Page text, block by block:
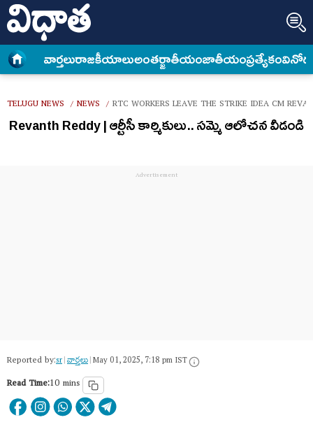
వార్త‌లురాజకీయాలుఅంత‌ర్జాతీయంజాతీయంప్రత్యేకం
TELUGU NEWS / NEWS / RTC WORKERS LEAVE THE STRIKE IDEA CM
Revanth Reddy | ఆర్టీసీ కార్మికులు.. సమ్మె ఆలోచన వీడండి
Reported by:sr|వార్త‌లు|May 01, 2025, 7:18 pm IST
Read Time:10 mins